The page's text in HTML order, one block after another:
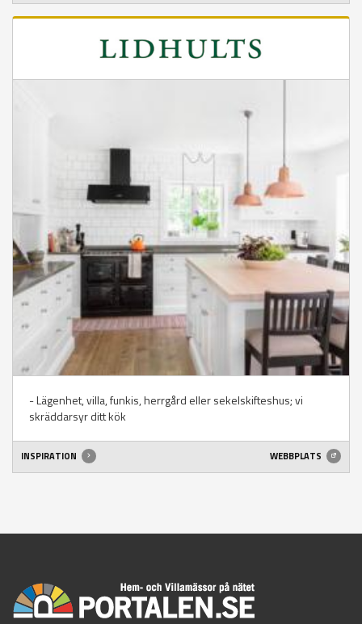
- Lägenhet, villa, funkis, herrgård eller sekelskifteshus; vi
skräddarsyr ditt kök
INSPIRATION WEBBPLATS